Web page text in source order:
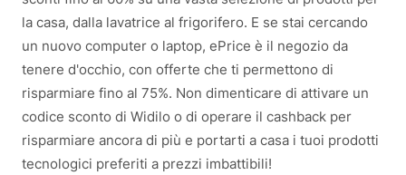
la casa, dalla lavatrice al frigorifero. E se stai cercando
un nuovo computer o laptop, ePrice è il negozio da
tenere d'occhio, con offerte che ti permettono di
risparmiare fino al 75%. Non dimenticare di attivare un
codice sconto di Widilo o di operare il cashback per
risparmiare ancora di più e portarti a casa i tuoi prodotti
tecnologici preferiti a prezzi imbattibili!